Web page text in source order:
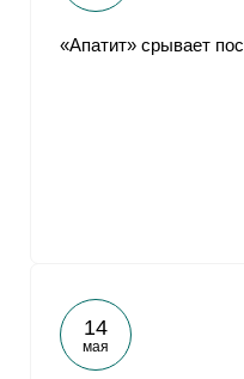
«Апатит» срывает
14
мая